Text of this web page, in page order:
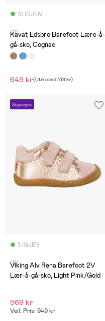
10 IGJEN
(0)
Kavat Edsbro Barefoot Lære-å-
gå-sko, Cognac
649 kr(Uten deal789 kr)
Superpris
3 IGJEN
(0)
Viking Alv Rena Barefoot 2V
Lær-å-gå-sko, Light Pink/Gold
569 kr
Veil. Pris: 949 kr